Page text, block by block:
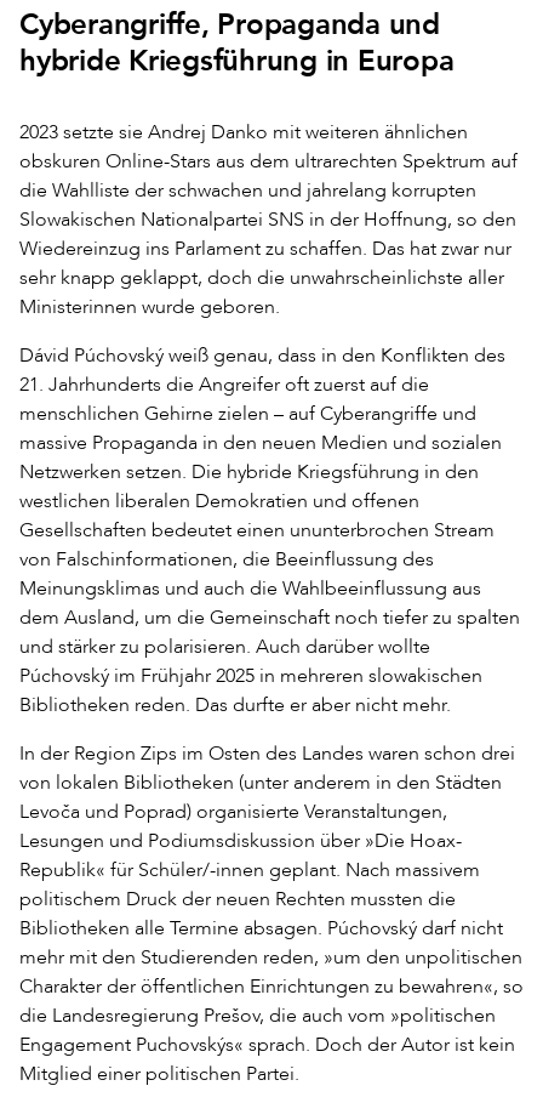
Cyberangriffe, Propaganda und
hybride Kriegsführung in Europa
2023 setzte sie Andrej Danko mit weiteren ähnlichen
obskuren Online-Stars aus dem ultrarechten Spektrum auf
die Wahlliste der schwachen und jahrelang korrupten
Slowakischen Nationalpartei SNS in der Hoffnung, so den
Wiedereinzug ins Parlament zu schaffen. Das hat zwar nur
sehr knapp geklappt, doch die unwahrscheinlichste aller
Ministerinnen wurde geboren.
Dávid Púchovský weiß genau, dass in den Konflikten des
21. Jahrhunderts die Angreifer oft zuerst auf die
menschlichen Gehirne zielen – auf Cyberangriffe und
massive Propaganda in den neuen Medien und sozialen
Netzwerken setzen. Die hybride Kriegsführung in den
westlichen liberalen Demokratien und offenen
Gesellschaften bedeutet einen ununterbrochen Stream
von Falschinformationen, die Beeinflussung des
Meinungsklimas und auch die Wahlbeeinflussung aus
dem Ausland, um die Gemeinschaft noch tiefer zu spalten
und stärker zu polarisieren. Auch darüber wollte
Púchovský im Frühjahr 2025 in mehreren slowakischen
Bibliotheken reden. Das durfte er aber nicht mehr.
In der Region Zips im Osten des Landes waren schon drei
von lokalen Bibliotheken (unter anderem in den Städten
Levoča und Poprad) organisierte Veranstaltungen,
Lesungen und Podiumsdiskussion über »Die Hoax-
Republik« für Schüler/-innen geplant. Nach massivem
politischem Druck der neuen Rechten mussten die
Bibliotheken alle Termine absagen. Púchovský darf nicht
mehr mit den Studierenden reden, »um den unpolitischen
Charakter der öffentlichen Einrichtungen zu bewahren«, so
die Landesregierung Prešov, die auch vom »politischen
Engagement Puchovskýs« sprach. Doch der Autor ist kein
Mitglied einer politischen Partei.